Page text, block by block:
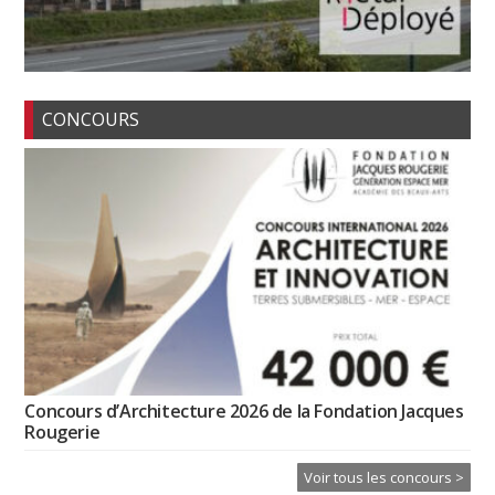
CONCOURS
Concours d’Architecture 2026 de la Fondation Jacques
Rougerie
Voir tous les concours >